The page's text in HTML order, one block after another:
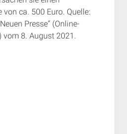
im Süden
München
menu
V. unterstützen
a.i.d.a.
Twitter & Facebook
Impressumca. 500 Euro. Quelle:
Presse“ (Online-
8. August 2021.